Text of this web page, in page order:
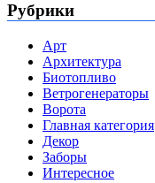
Рубрики
Арт
Архитектура
Биотопливо
Ветрогенераторы
Ворота
Главная категория
Декор
Заборы
Интересное